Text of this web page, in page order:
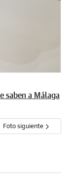
saben a Málaga
Foto siguiente